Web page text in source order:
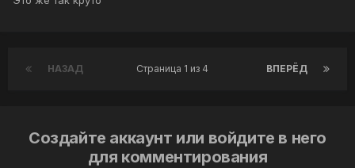
НАЗАД ВПЕРЁД
Страница 1 из 4
Создайте аккаунт или войдите в него
для комментирования